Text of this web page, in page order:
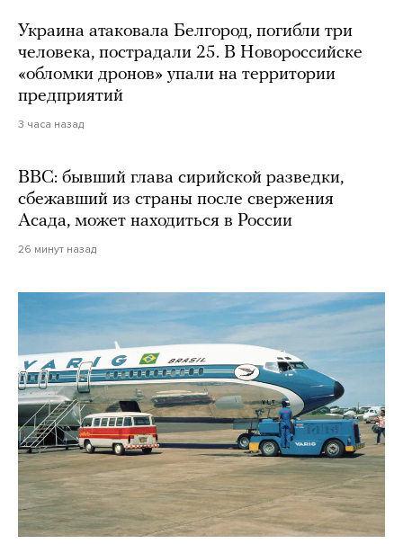
Украина атаковала Белгород, погибли три
человека, пострадали 25. В Новороссийске
«обломки дронов» упали на территории
предприятий
3 часа назад
BBC: бывший глава сирийской разведки,
сбежавший из страны после свержения
Асада, может находиться в России
26 минут назад